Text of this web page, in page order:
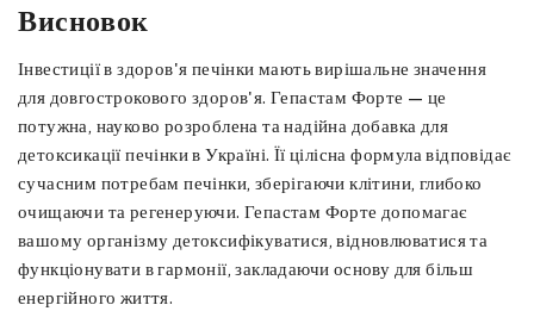
Висновок
Інвестиції в здоров'я печінки мають вирішальне значення
для довгострокового здоров'я. Гепастам Форте — це
потужна, науково розроблена та надійна добавка для
детоксикації печінки в Україні. Її цілісна формула відповідає
сучасним потребам печінки, зберігаючи клітини, глибоко
очищаючи та регенеруючи. Гепастам Форте допомагає
вашому організму детоксифікуватися, відновлюватися та
функціонувати в гармонії, закладаючи основу для більш
енергійного життя.